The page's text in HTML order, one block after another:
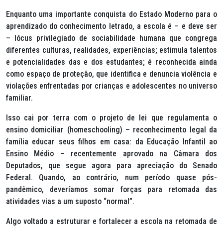
Enquanto uma importante conquista do Estado Moderno para o
aprendizado do conhecimento letrado, a escola é – e deve ser
– lócus privilegiado de sociabilidade humana que congrega
diferentes culturas, realidades, experiências; estimula talentos
e potencialidades das e dos estudantes; é reconhecida ainda
como espaço de proteção, que identifica e denuncia violência e
violações enfrentadas por crianças e adolescentes no universo
familiar.
Isso cai por terra com o projeto de lei que regulamenta o
ensino domiciliar (homeschooling) – reconhecimento legal da
família educar seus filhos em casa: da Educação Infantil ao
Ensino Médio – recentemente aprovado na Câmara dos
Deputados, que segue agora para apreciação do Senado
Federal. Quando, ao contrário, num período quase pós-
pandêmico, deveríamos somar forças para retomada das
atividades vias a um suposto “normal”.
Algo voltado a estruturar e fortalecer a escola na retomada de